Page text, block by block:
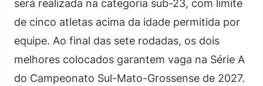
será realizada na categoria sub-23, com limite
de cinco atletas acima da idade permitida por
equipe. Ao final das sete rodadas, os dois
melhores colocados garantem vaga na Série A
do Campeonato Sul-Mato-Grossense de 2027.